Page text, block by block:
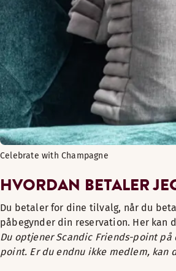
Celebrate with Champagne
HVORDAN BETALER
Du betaler for dine tilvalg, når du
påbegynder din reservation. Her kan
Du optjener Scandic Friends-point
point. Er du endnu ikke medlem, kan